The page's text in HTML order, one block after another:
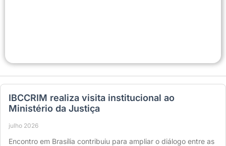
IBCCRIM realiza visita institucional ao
Ministério da Justiça
julho 2026
Encontro em Brasília contribuiu para ampliar o diálogo entre as